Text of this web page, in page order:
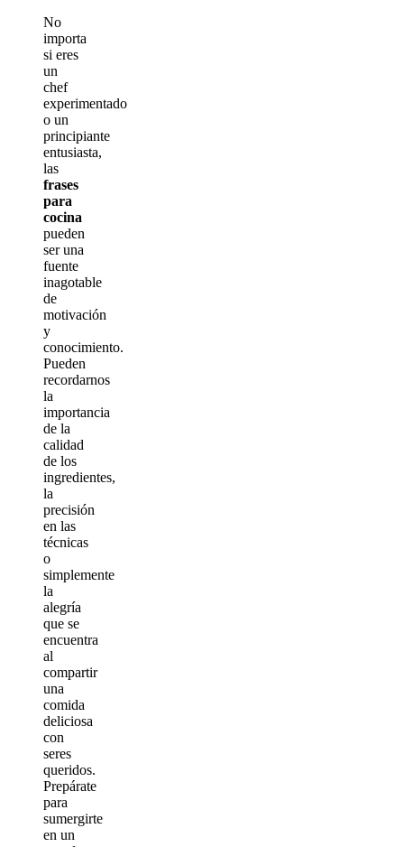
No
importa
si eres
un
chef
experimentado
o un
principiante
entusiasta,
las
frases
para
cocina
pueden
ser una
fuente
inagotable
de
motivación
y
conocimiento.
Pueden
recordarnos
la
importancia
de la
calidad
de los
ingredientes,
la
precisión
en las
técnicas
o
simplemente
la
alegría
que se
encuentra
al
compartir
una
comida
deliciosa
con
seres
queridos.
Prepárate
para
sumergirte
en un